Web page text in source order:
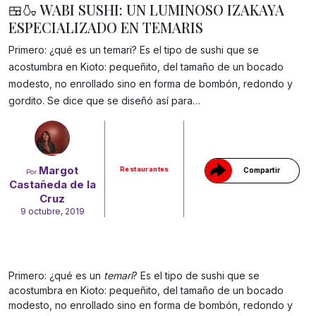
Por Margot
Castañeda de la
Cruz
9 octubre, 2019
Restaurantes Compartir
🍱🍶 WABI SUSHI: UN LUMINOSO IZAKAYA
ESPECIALIZADO EN TEMARIS
Primero: ¿qué es un temari? Es el tipo de sushi que se
acostumbra en Kioto: pequeñito, del tamaño de un bocado
modesto, no enrollado sino en forma de bombón, redondo y
gordito. Se dice que se diseñó así para…
Primero: ¿qué es un temari? Es el tipo de sushi que se
acostumbra en Kioto: pequeñito, del tamaño de un bocado
modesto, no enrollado sino en forma de bombón, redondo y